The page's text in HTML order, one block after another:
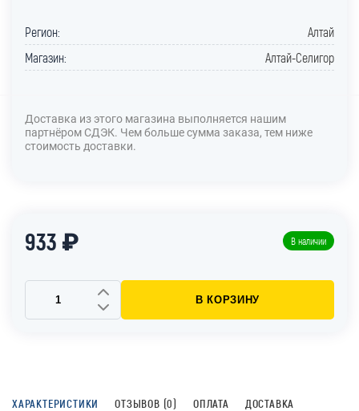
Регион:
Алтай
Магазин:
Алтай-Селигор
Доставка из этого магазина выполняется нашим
партнёром СДЭК. Чем больше сумма заказа, тем ниже
стоимость доставки.
933 ₽ В наличии
В КОРЗИНУ
ХАРАКТЕРИСТИКИ ОТЗЫВОВ (0) ОПЛАТА ДОСТАВКА